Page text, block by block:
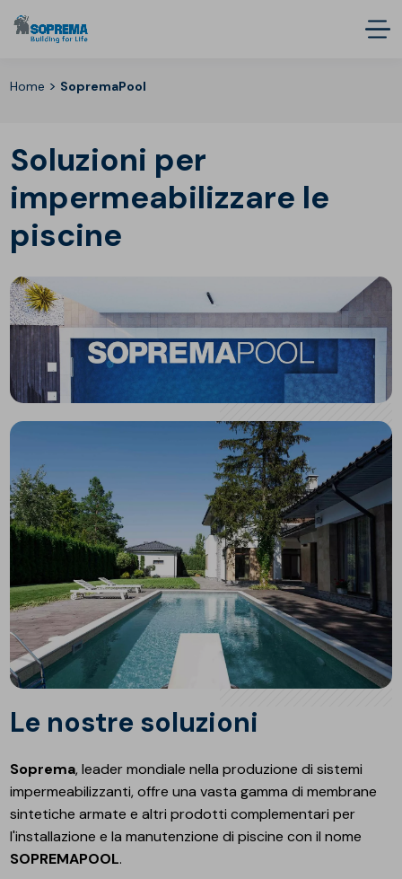
Home > SopremaPool
Soluzioni per
impermeabilizzare le
piscine
Le nostre soluzioni
Soprema, leader mondiale nella produzione di sistemi
impermeabilizzanti, offre una vasta gamma di membrane
sintetiche armate e altri prodotti complementari per
l'installazione e la manutenzione di piscine con il nome
SOPREMAPOOL.